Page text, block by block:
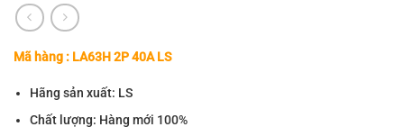
Mã hàng : LA63H 2P 40A LS
Hãng sản xuất: LS
Chất lượng: Hàng mới 100%